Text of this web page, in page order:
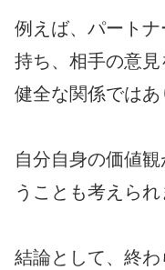
例えば、パート
持ち、相手の意
健全な関係ではあ
自分自身の価値
うことも考えられ
結論として、終わ